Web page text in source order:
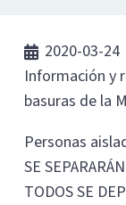
2020-03-24
Información y
basuras de la
Personas
SE
TODOS SE